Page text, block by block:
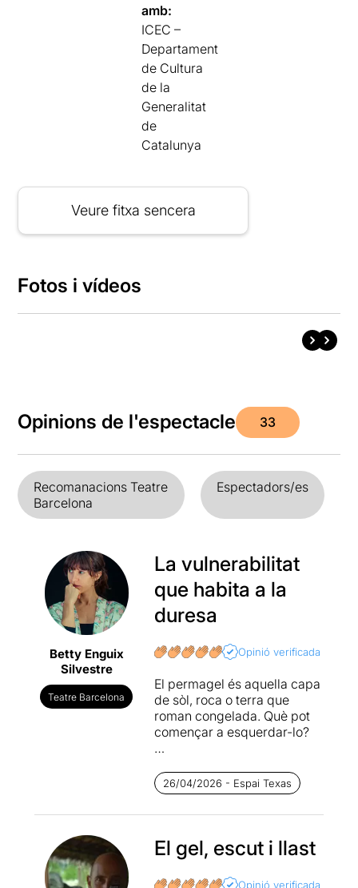
amb:
ICEC –
Departament
de Cultura
de la
Generalitat
de
Catalunya
Veure fitxa sencera
Fotos i vídeos
Opinions de l'espectacle 33
Recomanacions Teatre
Barcelona
Espectadors/es
Betty Enguix
Silvestre
Teatre Barcelona
La vulnerabilitat
que habita a la
duresa
Opinió verificada
El permagel és aquella capa
de sòl, roca o terra que
roman congelada. Què pot
començar a esquerdar-lo?
ens situa molt en la història i
l’essència de la
protagonista, amb qui
tan intensa de la seua vida.
Està conduïda amb un ritme
i una precisió que et manté
26/04/2026 - Espai Texas
El gel, escut i llast
Opinió verificada